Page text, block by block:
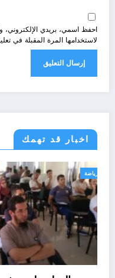
احفظ اسمي، بريدي الإلكتروني،
لاستخدامها المرة المقبلة في
اخبار قد تهمك
رياضة